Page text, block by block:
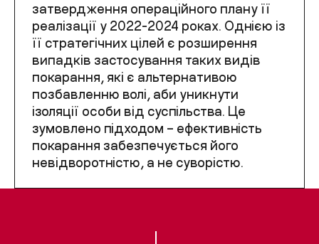
затвердження операційного плану її
реалізації у 2022-2024 роках. Однією із
її стратегічних цілей є розширення
випадків застосування таких видів
покарання, які є альтернативою
позбавленню волі, аби уникнути
ізоляції особи від суспільства. Це
зумовлено підходом – ефективність
покарання забезпечується його
невідворотністю, а не суворістю.